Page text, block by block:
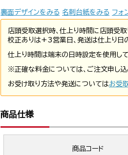
裏面デザインをみる 名刺台紙をみる フォ
店頭受取選択時、仕上り時間に店頭受
校正ありは+3営業日、発送は仕上り日
仕上り時間は端末の日時設定を使用して
※正確な料金については、ご注文申し込
お受け取り方法や発送についてはお受
商品仕様
商品コード